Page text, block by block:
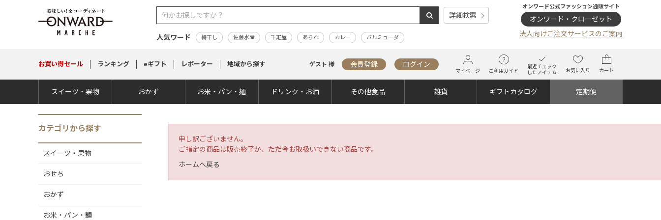
詳細検索
人気ワード 梅干し 佐藤水産 千疋屋 あられ カレー バルミューダ
オンワード公式ファッション通販サイト
オンワード・クローゼット
法人向けご注文サービスのご案内
お買い得セール ランキング eギフト レポーター 地域から探す ゲスト 様 会員登録 ログイン
マイページ ご利用ガイド
最近チェック
したアイテム
お気に入り カート
スイーツ・果物 おかず お米・パン・麺 ドリンク・お酒 その他食品 雑貨 ギフトカタログ 定期便
カテゴリから探す
スイーツ・果物
おせち
おかず
お米・パン・麺
申し訳ございません。
ご指定の商品は販売終了か、ただ今お取扱いできない商品です。
ホームへ戻る